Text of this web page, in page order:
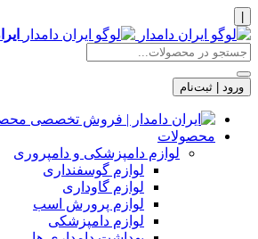
ورود | ثبت‌نام
محصولات
لوازم دامپزشکی و دامپروری
لوازم گوسفنداری
لوازم گاوداری
لوازم پرورش اسب
لوازم دامپزشکی